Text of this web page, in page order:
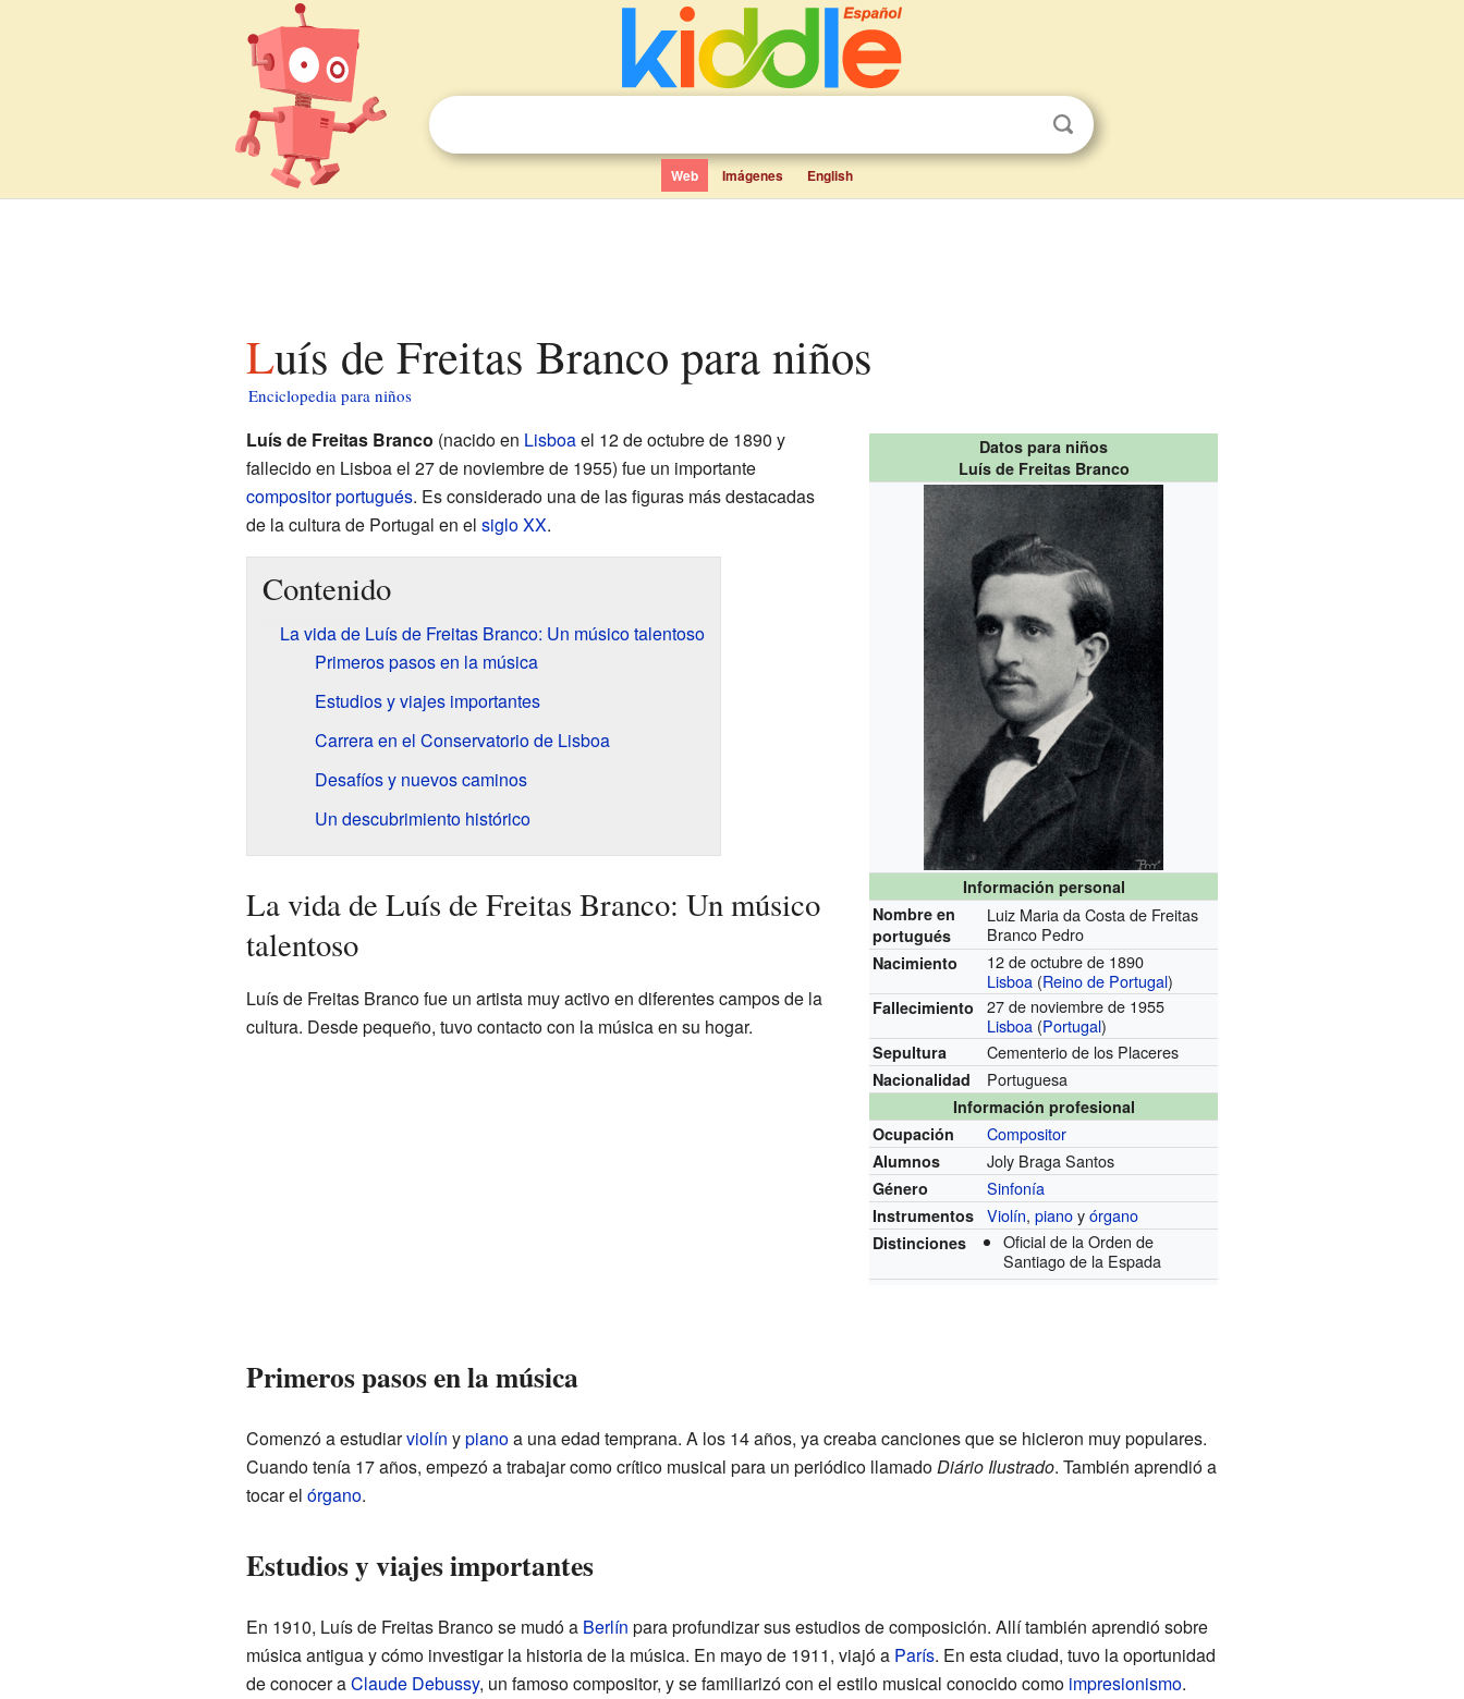
Web Imágenes English
Luís de Freitas Branco para niños
Enciclopedia para niños
Datos para niños
Luís de Freitas Branco
Información personal
Nombre en
portugués
Luiz Maria da Costa de Freitas
Branco Pedro
Nacimiento
12 de octubre de 1890
Lisboa (Reino de Portugal)
Fallecimiento
27 de noviembre de 1955
Lisboa (Portugal)
Sepultura Cementerio de los Placeres
Nacionalidad Portuguesa
Información profesional
Ocupación
Compositor
Alumnos Joly Braga Santos
Género Sinfonía
Instrumentos Violín,pianoyórgano
Distinciones
Oficial de la Orden de
Santiago de la Espada
Luís de Freitas Branco (nacido en Lisboael 12 de octubre de 1890 y
fallecido en Lisboa el 27 de noviembre de 1955) fue un importante
compositorportugués. Es considerado una de las figuras más destacadas
de la cultura de Portugal en el siglo XX.
Contenido
La vida de Luís de Freitas Branco: Un músico talentoso
Primeros pasos en la música
Estudios y viajes importantes
Carrera en el Conservatorio de Lisboa
Desafíos y nuevos caminos
Un descubrimiento histórico
La vida de Luís de Freitas Branco: Un músico
talentoso
Luís de Freitas Branco fue un artista muy activo en diferentes campos de la
cultura. Desde pequeño, tuvo contacto con la música en su hogar.
Primeros pasos en la música
Comenzó a estudiarviolín ypianoa una edad temprana. A los 14 años, ya creaba canciones que se hicieron muy populares.
Cuando tenía 17 años, empezó a trabajar como crítico musical para un periódico llamadoDiário Ilustrado. También aprendió a
tocar el órgano.
Estudios y viajes importantes
En 1910, Luís de Freitas Branco se mudó a Berlín para profundizar sus estudios de composición. Allí también aprendió sobre
música antigua y cómo investigar la historia de la música. En mayo de 1911, viajó a París. En esta ciudad, tuvo la oportunidad
de conocer aClaude Debussy, un famoso compositor, y se familiarizó con el estilo musical conocido como impresionismo.